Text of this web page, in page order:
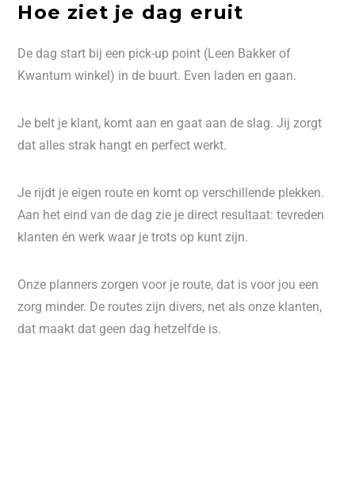
Hoe ziet je dag eruit
De dag start bij een pick-up point (Leen Bakker of
Kwantum winkel) in de buurt. Even laden en gaan.
Je belt je klant, komt aan en gaat aan de slag. Jij zorgt
dat alles strak hangt en perfect werkt.
Je rijdt je eigen route en komt op verschillende plekken.
Aan het eind van de dag zie je direct resultaat: tevreden
klanten én werk waar je trots op kunt zijn.
Onze planners zorgen voor je route, dat is voor jou een
zorg minder. De routes zijn divers, net als onze klanten,
dat maakt dat geen dag hetzelfde is.